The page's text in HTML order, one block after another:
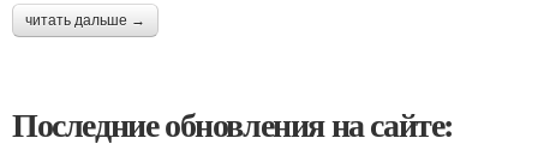
читать дальше →
Последние обновления на сайте: